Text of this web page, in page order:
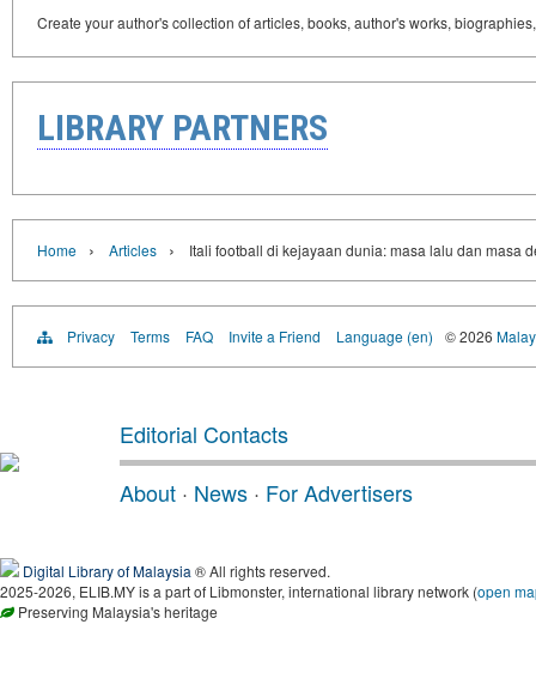
Create your author's collection of articles, books, author's works,
LIBRARY PARTNERS
Home › Articles › Itali football di kejayaan dunia: masa lalu dan masa
Privacy Terms FAQ Invite a Friend Language (en) © 2026
Editorial Contacts
About · News · For Advertisers
Digital Library of Malaysia® All rights reserved.
2025-2026, ELIB.MY is a part of Libmonster, international library network (open
Preserving Malaysia's heritage